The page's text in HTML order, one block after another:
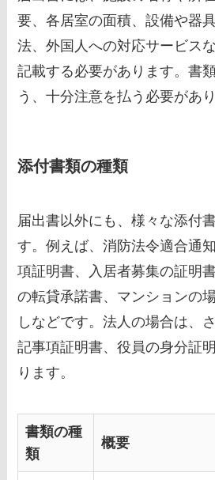
要、各居室の面積、設備や器
法、外国人への対応サービス
記載する必要があります。書
う、十分注意を払う必要があり
添付書類の種類
届出書以外にも、様々な添付
す。例えば、消防法令適合通
項証明書、入居者募集の証明
の転貸承諾書、マンションの
しなどです。法人の場合は、
記事項証明書、役員の身分証
ります。
書類の種
類
概要